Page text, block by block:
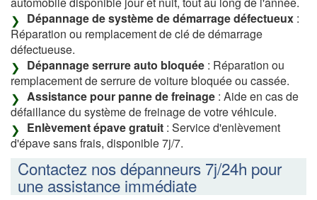
Dépannage de système de démarrage défectueux :
Réparation ou remplacement de clé de démarrage
défectueuse.
Dépannage serrure auto bloquée : Réparation ou
remplacement de serrure de voiture bloquée ou cassée.
Assistance pour panne de freinage : Aide en cas de
défaillance du système de freinage de votre véhicule.
Enlèvement épave gratuit : Service d'enlèvement
d'épave sans frais, disponible 7j/7.
Contactez nos dépanneurs 7j/24h pour
une assistance immédiate